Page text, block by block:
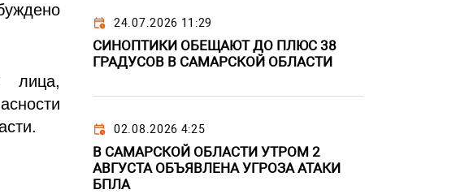
лица,
24.07.2026 11:29
СИНОПТИКИ ОБЕЩАЮТ ДО ПЛЮС 38
ГРАДУСОВ В САМАРСКОЙ ОБЛАСТИ
02.08.2026 4:25
В САМАРСКОЙ ОБЛАСТИ УТРОМ 2
АВГУСТА ОБЪЯВЛЕНА УГРОЗА АТАКИ
БПЛА